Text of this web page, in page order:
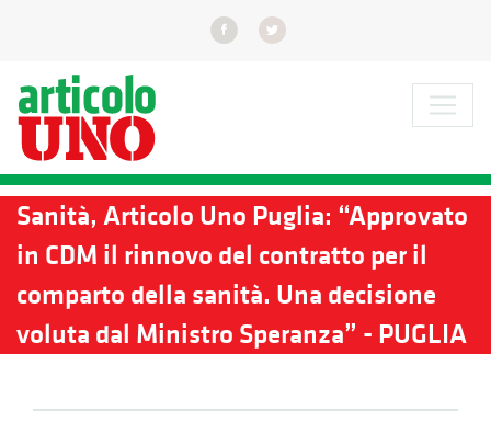
Sanità, Articolo Uno Puglia: “Approvato
in CDM il rinnovo del contratto per il
comparto della sanità. Una decisione
voluta dal Ministro Speranza” - PUGLIA